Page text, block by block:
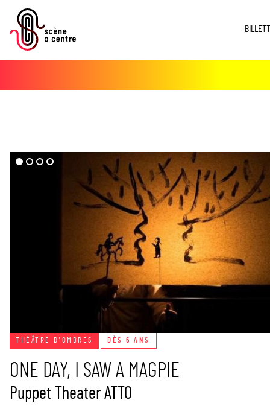
dd($imgs->media)
THÉÂTRE D'OMBRES DÈS 6 ANS
ONE DAY, I SAW A MAGPIE
Puppet Theater ATTO